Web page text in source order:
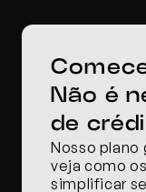
Não é
de
Nosso
veja como
simplificar